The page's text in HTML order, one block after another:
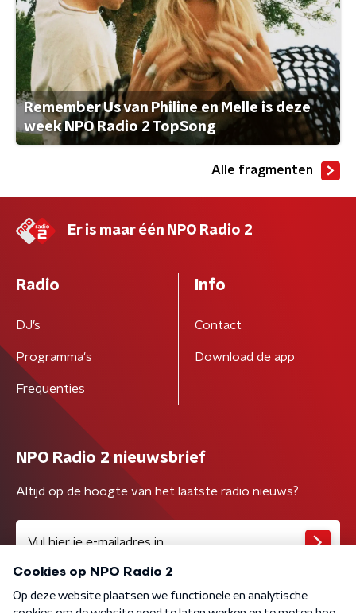
Remember Us van Philine en Melle is deze
week NPO Radio 2 TopSong
Alle fragmenten
Er is maar één NPO Radio 2
Radio
DJ’s
Programma's
Frequenties
Info
Contact
Download de app
NPO Radio 2 nieuwsbrief
Altijd op de hoogte van het laatste radio nieuws?